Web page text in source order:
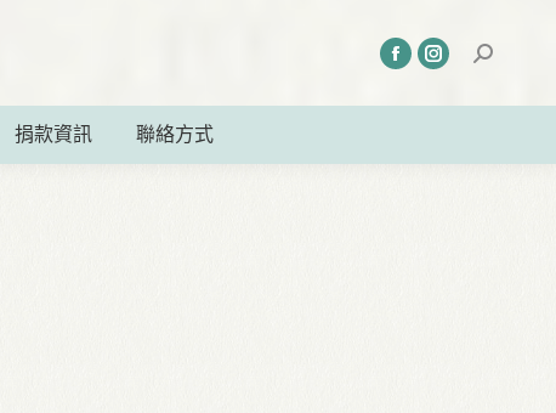
捐款資訊 聯絡方式